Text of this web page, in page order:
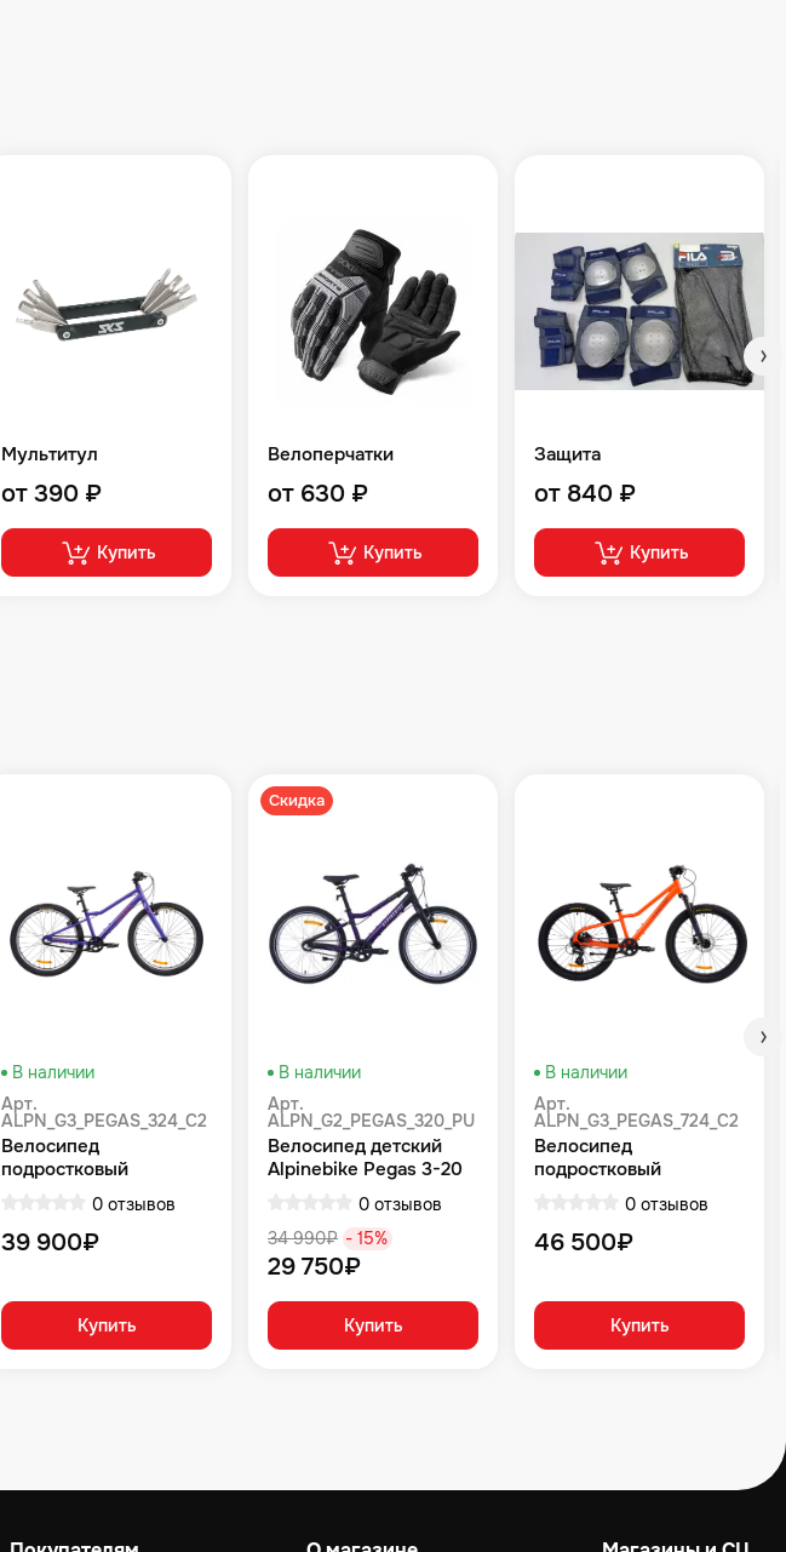
Мультитул
от 390 ₽
Купить
Велоперчатки
от 630 ₽
Купить
Защита
от 840 ₽
Купить
В наличии
Арт.
ALPN_G3_PEGAS_324_C2
Велосипед
подростковый
Alpinebike Pegas 3-24,
один размер, цвет
Фиолетовый
0 отзывов
39 900₽
Купить
Скидка
В наличии
Арт.
ALPN_G2_PEGAS_320_PU
Велосипед детский
Alpinebike Pegas 3-20
фиолетовый космос
0 отзывов
34 990₽ - 15%
29 750₽
Купить
В наличии
Арт.
ALPN_G3_PEGAS_724_C2
Велосипед
подростковый
Alpinebike Pegas 7-24,
один размер, цвет
Оранжевый
0 отзывов
46 500₽
Купить